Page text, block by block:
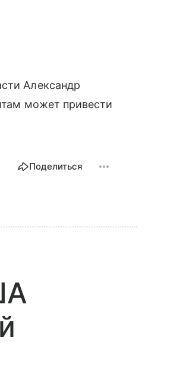
Александр
может привести
Поделиться